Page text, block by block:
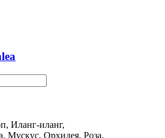
Иланг-иланг,
Мускус, Орхидея, Роза,